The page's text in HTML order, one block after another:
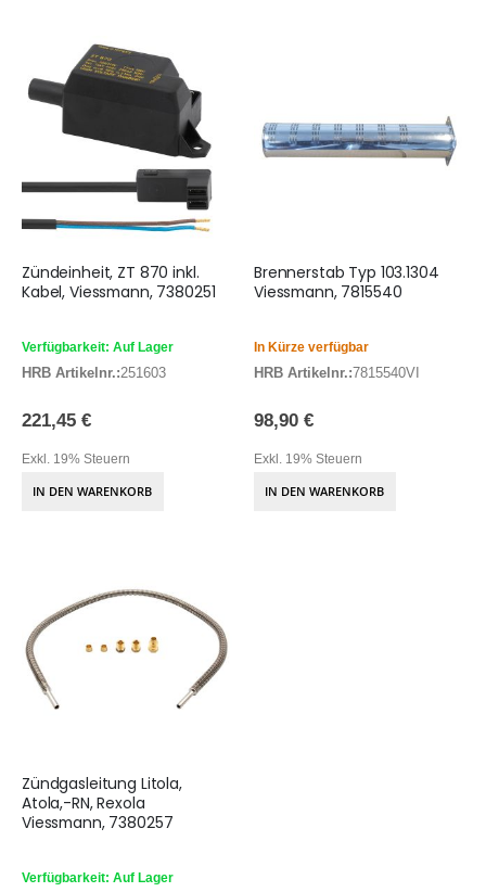
Zündeinheit, ZT 870 inkl.
Kabel, Viessmann, 7380251
Verfügbarkeit: Auf Lager
HRB Artikelnr.:251603
221,45 €
Exkl. 19% Steuern
IN DEN WARENKORB
Brennerstab Typ 103.1304
Viessmann, 7815540
In Kürze verfügbar
HRB Artikelnr.:7815540VI
98,90 €
Exkl. 19% Steuern
IN DEN WARENKORB
Zündgasleitung Litola,
Atola,-RN, Rexola
Viessmann, 7380257
Verfügbarkeit: Auf Lager